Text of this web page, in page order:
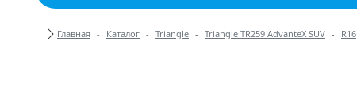
Хлебные крошки
Главная Каталог Triangle Triangle TR259 AdvanteX SUV R16